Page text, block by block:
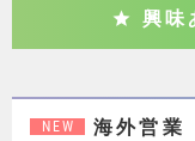
興味
NEW
海外営業